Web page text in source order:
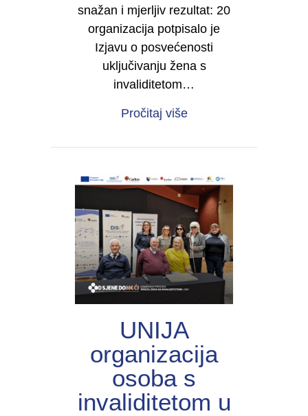
snažan i mjerljiv rezultat: 20
organizacija potpisalo je
Izjavu o posvećenosti
uključivanju žena s
invaliditetom…
Pročitaj višeabout Od sjene do
UNIJА
organizacija
osoba s
invaliditetom u